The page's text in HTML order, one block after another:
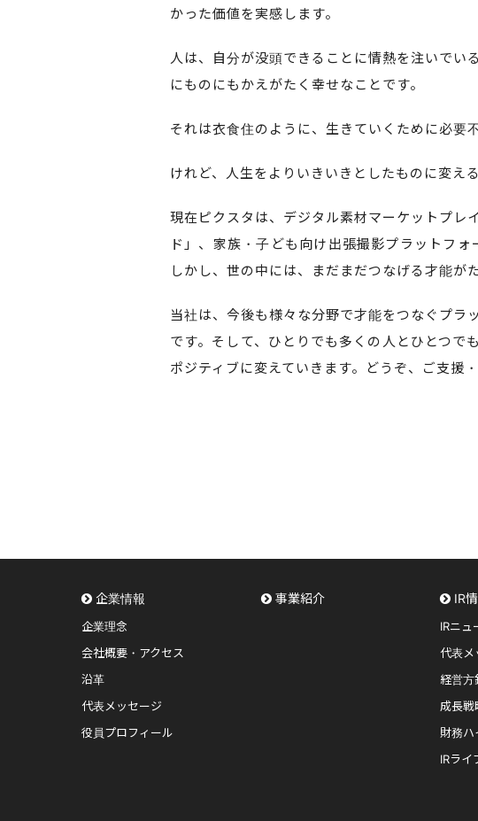
かった価値を実感します。
人は、自分が没頭できることに情熱を注いでい
にものにもかえがたく幸せなことです。
それは衣食住のように、生きていくために必要
けれど、人生をよりいきいきとしたものに変え
現在ピクスタは、デジタル素材マーケットプレ
ド」、家族・子ども向け出張撮影プラットフ
しかし、世の中には、まだまだつなげる才能が
当社は、今後も様々な分野で才能をつなぐプ
です。そして、ひとりでも多くの人とひとつで
ポジティブに変えていきます。どうぞ、ご支援
企業情報
企業理念
会社概要・アクセス
沿革
代表メッセージ
役員プロフィール
事業紹介 IR
IRニュ
代表メ
経営方
成長戦
財務ハ
IRライ